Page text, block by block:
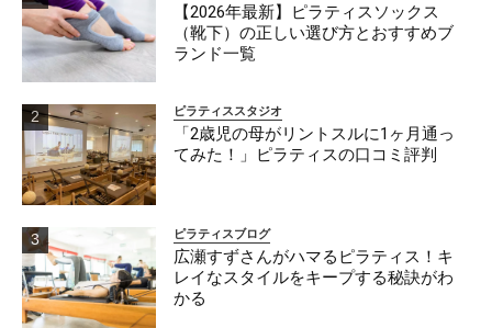
【2026年最新】ピラティスソックス
（靴下）の正しい選び方とおすすめブ
ランド一覧
ピラティススタジオ
「2歳児の母がリントスルに1ヶ月通っ
てみた！」ピラティスの口コミ評判
ピラティスブログ
広瀬すずさんがハマるピラティス！キ
レイなスタイルをキープする秘訣がわ
かる